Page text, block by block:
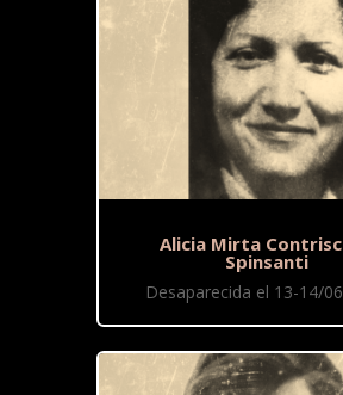
Alicia Mirta
Spinsanti
Desaparecida el 13-14/